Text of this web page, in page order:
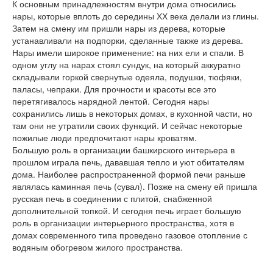
К основным принадлежностям внутри дома относились
нары, которые вплоть до середины ХХ века делали из глины.
Затем на смену им пришли нары из дерева, которые
устанавливали на подпорки, сделанные также из дерева.
Нары имели широкое применение: на них ели и спали. В
одном углу на нарах стоял сундук, на который аккуратно
складывали горкой свернутые одеяла, подушки, тюфяки,
паласы, чепраки. Для прочности и красоты все это
перетягивалось нарядной лентой. Сегодня нары
сохранились лишь в некоторых домах, в кухонной части, но
там они не утратили своих функций. И сейчас некоторые
пожилые люди предпочитают нары кроватям.
Большую роль в организации башкирского интерьера в
прошлом играла печь, дававшая тепло и уют обитателям
дома. Наиболее распространенной формой печи раньше
являлась каминная печь (сувал). Позже на смену ей пришла
русская печь в соединении с плитой, снабженной
дополнительной топкой. И сегодня печь играет большую
роль в организации интерьерного пространства, хотя в
домах современного типа проведено газовое отопление с
водяным обогревом жилого пространства.